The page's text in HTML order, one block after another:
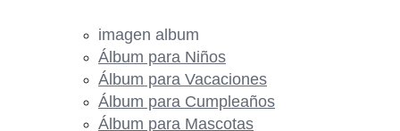
imagen album
Álbum para Niños
Álbum para Vacaciones
Álbum para Cumpleaños
Álbum para Mascotas